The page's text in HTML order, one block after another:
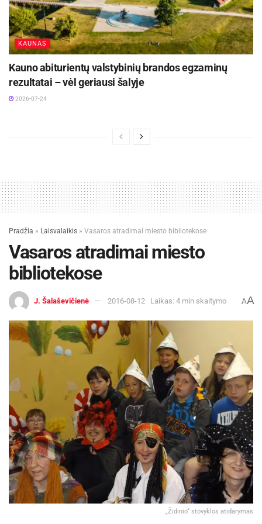
KAUNAS
Kauno abiturientų valstybinių brandos egzaminų
rezultatai – vėl geriausi šalyje
2026-07-24
Pradžia » Laisvalaikis » Vasaros atradimai miesto bibliotekose
Vasaros atradimai miesto
bibliotekose
J. Šalaševičienė 2016-08-12 Laikas: 4 min skaitymo AA
„Židinio“ stovyklos atidarymas